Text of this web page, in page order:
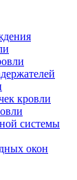
кровли
системы
окон